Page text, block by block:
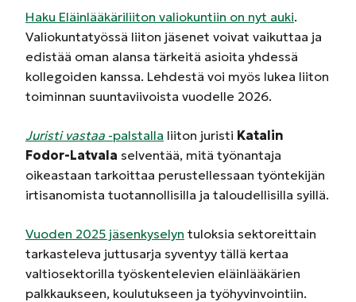
Haku Eläinlääkäriliiton valiokuntiin on nyt auki.
Valiokuntatyössä liiton jäsenet voivat vaikuttaa ja
edistää oman alansa tärkeitä asioita yhdessä
kollegoiden kanssa. Lehdestä voi myös lukea liiton
toiminnan suuntaviivoista vuodelle 2026.
Juristi vastaa -palstalla liiton juristi Katalin
Fodor-Latvala selventää, mitä työnantaja
oikeastaan tarkoittaa perustellessaan työntekijän
irtisanomista tuotannollisilla ja taloudellisilla syillä.
Vuoden 2025 jäsenkyselyn tuloksia sektoreittain
tarkasteleva juttusarja syventyy tällä kertaa
valtiosektorilla työskentelevien eläinlääkärien
palkkaukseen, koulutukseen ja työhyvinvointiin.